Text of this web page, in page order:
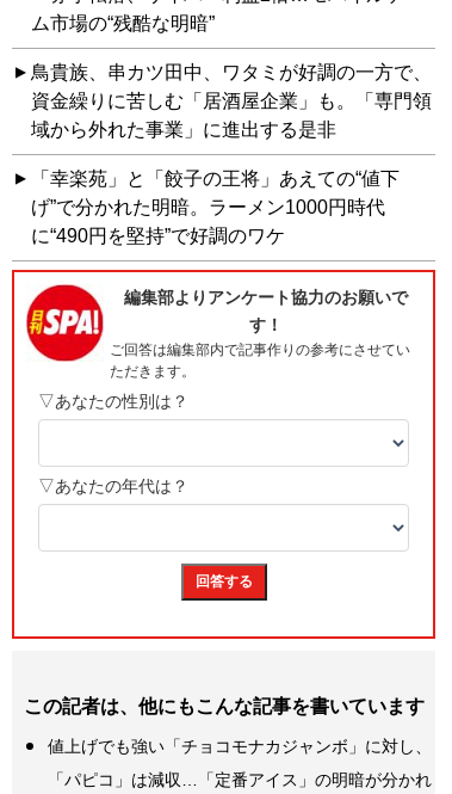
ム市場の“残酷な明暗”
鳥貴族、串カツ田中、ワタミが好調の一方で、
資金繰りに苦しむ「居酒屋企業」も。「専門領
域から外れた事業」に進出する是非
「幸楽苑」と「餃子の王将」あえての“値下
げ”で分かれた明暗。ラーメン1000円時代
に“490円を堅持”で好調のワケ
この記者は、他にもこんな記事を書いています
値上げでも強い「チョコモナカジャンボ」に対し、
「パピコ」は減収…「定番アイス」の明暗が分かれ